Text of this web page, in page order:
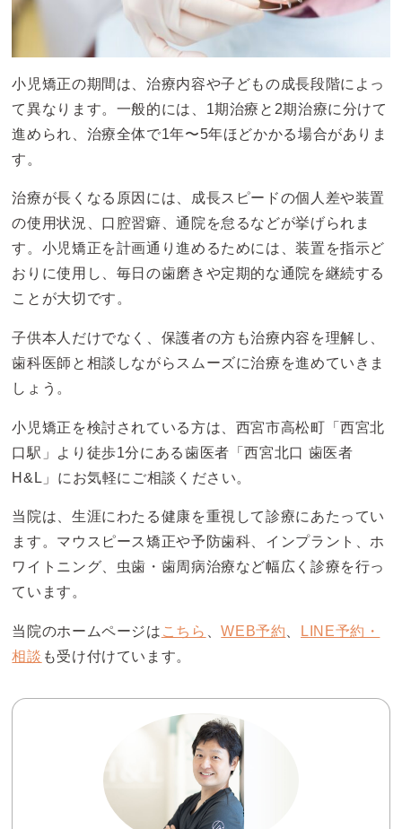
小児矯正の期間は、治療内容や子どもの成長段階によっ
て異なります。一般的には、1期治療と2期治療に分けて
進められ、治療全体で1年〜5年ほどかかる場合がありま
す。
治療が長くなる原因には、成長スピードの個人差や装置
の使用状況、口腔習癖、通院を怠るなどが挙げられま
す。小児矯正を計画通り進めるためには、装置を指示ど
おりに使用し、毎日の歯磨きや定期的な通院を継続する
ことが大切です。
子供本人だけでなく、保護者の方も治療内容を理解し、
歯科医師と相談しながらスムーズに治療を進めていきま
しょう。
小児矯正を検討されている方は、西宮市高松町「西宮北
口駅」より徒歩1分にある歯医者「西宮北口 歯医者
H&L」にお気軽にご相談ください。
当院は、生涯にわたる健康を重視して診療にあたってい
ます。マウスピース矯正や予防歯科、インプラント、ホ
ワイトニング、虫歯・歯周病治療など幅広く診療を行っ
ています。
当院のホームページは こちら 、WEB予約
LINE予約・
相談 も受け付けています。